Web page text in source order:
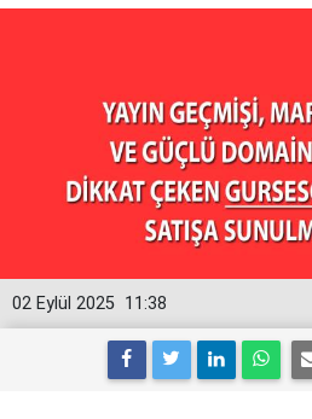
11:38
02 Eylül 2025